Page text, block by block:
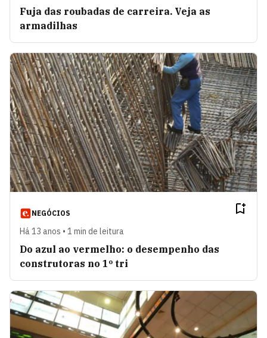
Fuja das roubadas de carreira. Veja as
armadilhas
NEGÓCIOS
Há 13 anos • 1 min de leitura
Do azul ao vermelho: o desempenho das
construtoras no 1º tri